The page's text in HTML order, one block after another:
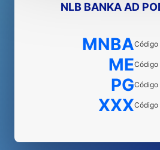
NLB BANKA AD
MNBA
MECódigo
PGCódigo
XXXCódigo